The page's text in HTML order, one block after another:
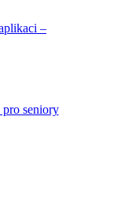
–
pro seniory